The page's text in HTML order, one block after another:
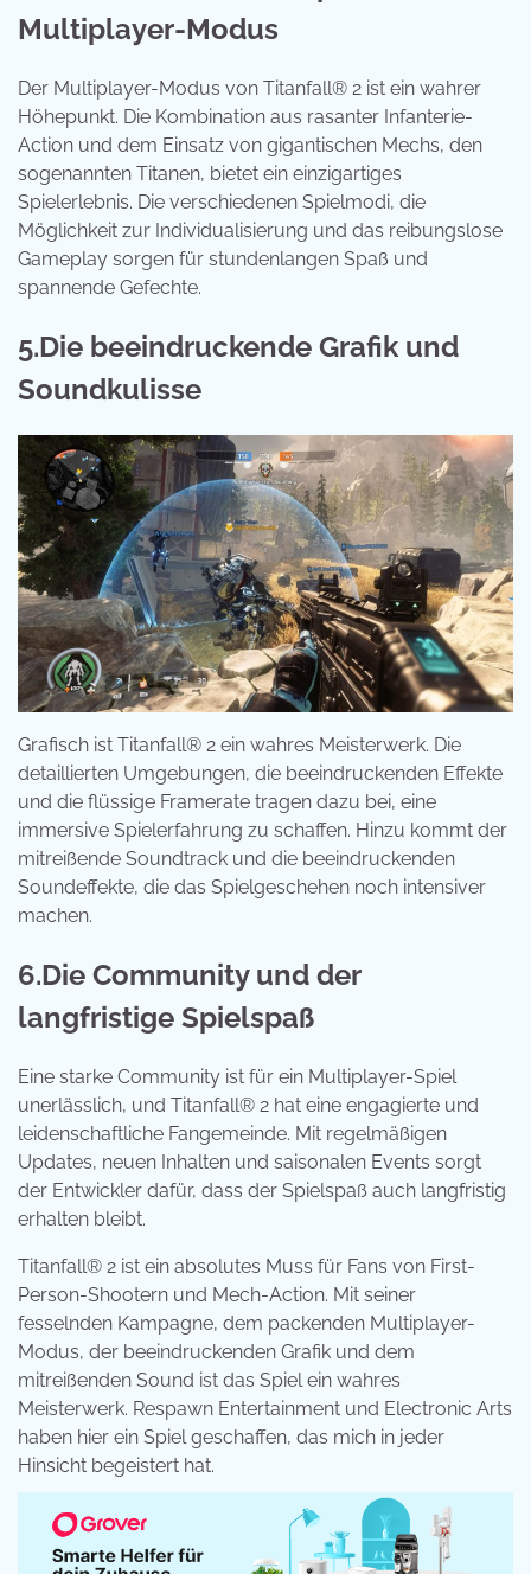
Multiplayer-Modus
Der Multiplayer-Modus von Titanfall® 2 ist ein wahrer
Höhepunkt. Die Kombination aus rasanter Infanterie-
Action und dem Einsatz von gigantischen Mechs, den
sogenannten Titanen, bietet ein einzigartiges
Spielerlebnis. Die verschiedenen Spielmodi, die
Möglichkeit zur Individualisierung und das reibungslose
Gameplay sorgen für stundenlangen Spaß und
spannende Gefechte.
5.Die beeindruckende Grafik und
Soundkulisse
Grafisch ist Titanfall® 2 ein wahres Meisterwerk. Die
detaillierten Umgebungen, die beeindruckenden Effekte
und die flüssige Framerate tragen dazu bei, eine
immersive Spielerfahrung zu schaffen. Hinzu kommt der
mitreißende Soundtrack und die beeindruckenden
Soundeffekte, die das Spielgeschehen noch intensiver
machen.
6.Die Community und der
langfristige Spielspaß
Eine starke Community ist für ein Multiplayer-Spiel
unerlässlich, und Titanfall® 2 hat eine engagierte und
leidenschaftliche Fangemeinde. Mit regelmäßigen
Updates, neuen Inhalten und saisonalen Events sorgt
der Entwickler dafür, dass der Spielspaß auch langfristig
erhalten bleibt.
Titanfall® 2 ist ein absolutes Muss für Fans von First-
Person-Shootern und Mech-Action. Mit seiner
fesselnden Kampagne, dem packenden Multiplayer-
Modus, der beeindruckenden Grafik und dem
mitreißenden Sound ist das Spiel ein wahres
Meisterwerk. Respawn Entertainment und Electronic Arts
haben hier ein Spiel geschaffen, das mich in jeder
Hinsicht begeistert hat.